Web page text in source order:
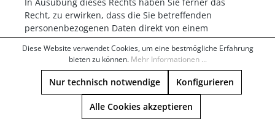
Recht, zu erwirken, dass die Sie betreffenden
personenbezogenen Daten direkt von einem
Verantwortlichen einem anderen Verantwortlichen
übermittelt werden, soweit dies technisch machbar
hierdurch nicht beeinträchtigt werden.
Das Recht auf Datenübertragbarkeit gilt nicht für eine
Verarbeitung personenbezogener Daten, die für die
Wahrnehmung einer Aufgabe erforderlich ist, die im
Diese Website verwendet Cookies, um eine bestmögliche Erfahrung
bieten zu können. Mehr Informationen ...
Nur technisch notwendige Konfigurieren
Alle Cookies akzeptieren